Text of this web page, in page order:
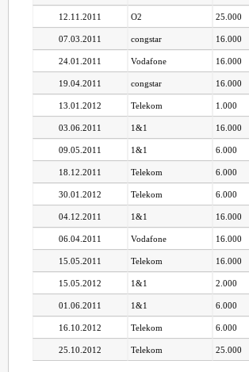
12.11.2011 O2 25.000
07.03.2011 congstar 16.000
24.01.2011 Vodafone 16.000
19.04.2011 congstar 16.000
13.01.2012 Telekom 1.000
03.06.2011 1&1 16.000
09.05.2011 1&1 6.000
18.12.2011 Telekom 6.000
30.01.2012 Telekom 6.000
04.12.2011 1&1 16.000
06.04.2011 Vodafone 16.000
15.05.2011 Telekom 16.000
15.05.2012 1&1 2.000
01.06.2011 1&1 6.000
16.10.2012 Telekom 6.000
25.10.2012 Telekom 25.000